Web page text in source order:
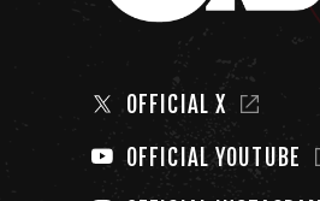
OFFICIAL X
OFFICIAL YOUTUBE